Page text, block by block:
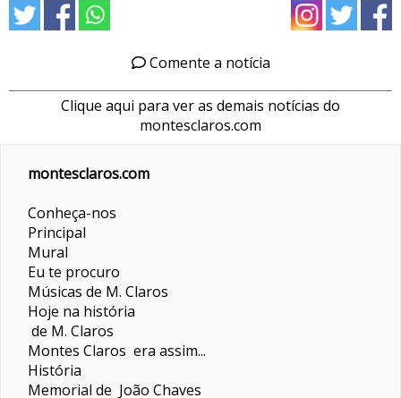
Comente a notícia
Clique aqui para ver as demais notícias do
montesclaros.com
montesclaros.com
Conheça-nos
Principal
Mural
Eu te procuro
Músicas de M. Claros
Hoje na história
de M. Claros
Montes Claros era assim...
História
Memorial de João Chaves